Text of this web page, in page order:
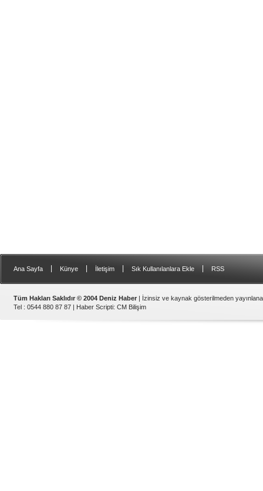
Ana Sayfa Künye İletişim Sık Kullanılanlara Ekle RSS
Tüm Hakları Saklıdır © 2004 Deniz Haber | İzinsiz ve kaynak gösterilmeden
Tel : 0544 880 87 87 | Haber Scripti: CM Bilişim